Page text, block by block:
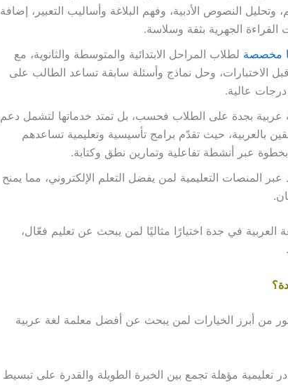
وتحليل النصوص الأدبية، وفهم البلاغة وأساليب التعبير، إضافة
القراءة الجهرية بثقة وسلاسة.
مخصصة لطلاب المراحل الابتدائية والمتوسطة والثانوية، مع
الاختبارات، وحل نماذج وأسئلة سابقة تساعد الطالب على
درجات عالية.
عربية بجدة على الطلاب فحسب، بل تمتد خدماتها لتشمل دعم
بالعربية، حيث تقدّم برامج تأسيسية وتعليمية تساعدهم
عبر أنشطة تفاعلية وتمارين نطق وكتابة.
المنصات التعليمية لمن يفضل التعلم الإلكتروني، مما يمنح
في جدة اختيارًا مثاليًا لمن يبحث عن تعليم فعّال،
من أبرز الخيارات لمن يبحث عن أفضل معلمة لغة عربية
تعليمية مؤهلة تجمع بين الخبرة الطويلة والقدرة على تبسيط